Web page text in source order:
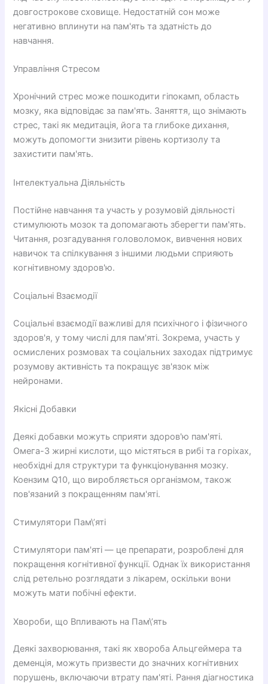
довгострокове сховище. Недостатній сон може
негативно вплинути на пам'ять та здатність до
навчання.
Управління Стресом
Хронічний стрес може пошкодити гіпокамп, область
мозку, яка відповідає за пам'ять. Заняття, що знімають
стрес, такі як медитація, йога та глибоке дихання,
можуть допомогти знизити рівень кортизолу та
захистити пам'ять.
Інтелектуальна Діяльність
Постійне навчання та участь у розумовій діяльності
стимулюють мозок та допомагають зберегти пам'ять.
Читання, розгадування головоломок, вивчення нових
навичок та спілкування з іншими людьми сприяють
когнітивному здоров'ю.
Соціальні Взаємодії
Соціальні взаємодії важливі для психічного і фізичного
здоров'я, у тому числі для пам'яті. Зокрема, участь у
осмислених розмовах та соціальних заходах підтримує
розумову активність та покращує зв'язок між
нейронами.
Якісні Добавки
Деякі добавки можуть сприяти здоров'ю пам'яті.
Омега-3 жирні кислоти, що містяться в рибі та горіхах,
необхідні для структури та функціонування мозку.
Коензим Q10, що виробляється організмом, також
пов'язаний з покращенням пам'яті.
Стимулятори Пам\’яті
Стимулятори пам'яті — це препарати, розроблені для
покращення когнітивної функції. Однак їх використання
слід ретельно розглядати з лікарем, оскільки вони
можуть мати побічні ефекти.
Хвороби, що Впливають на Пам\’ять
Деякі захворювання, такі як хвороба Альцгеймера та
деменція, можуть призвести до значних когнітивних
порушень, включаючи втрату пам'яті. Рання діагностика